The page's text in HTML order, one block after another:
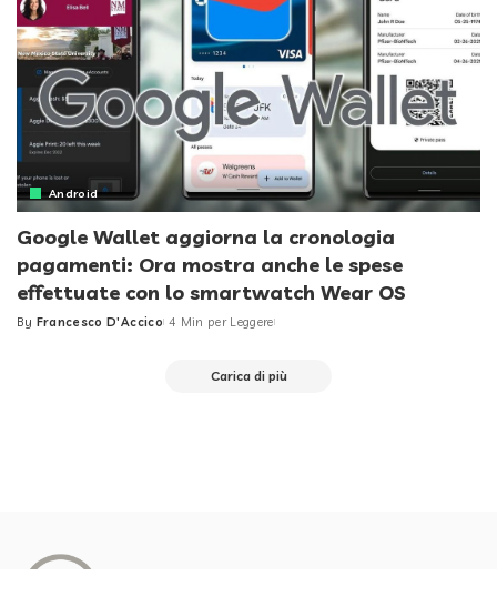
Android
Google Wallet aggiorna la cronologia
pagamenti: Ora mostra anche le spese
effettuate con lo smartwatch Wear OS
Posted
By Francesco D'Accico 4 Min per Leggere
Carica di più